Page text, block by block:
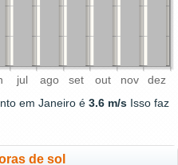
jul ago set out nov dez
em Janeiro é 3.6 m/s Isso faz
de sol